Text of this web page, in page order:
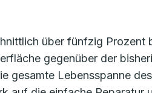
über fünfzig Prozent
gegenüber der
gesamte Lebensspanne